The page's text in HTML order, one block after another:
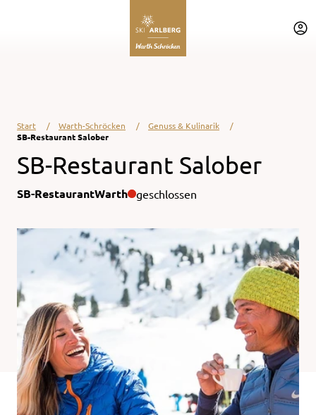
Zum Hauptinhalt springen
Start Warth-Schröcken
Genuss & Kulinarik
SB-Restaurant Salober
SB-Restaurant Salober
SB-RestaurantWarth geschlossen